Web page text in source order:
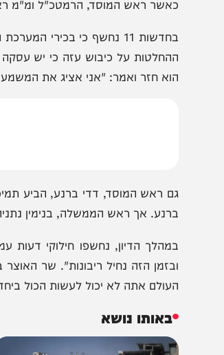
דרמטי התקיים אמש בקבינט המלחמה, בו
לדון בהרחבת התמרון הקרקעי
ראש המוסד, הרמטכ"ל ומ"מ ראש
בחדשות 11 נחשף כי בכירי המערכת
אך ראש הממשלה, בנימין נתניהו,
הזה נחיל ריבונות". שר האוצר
אתה לא יכול לעשות הכול ביחד".